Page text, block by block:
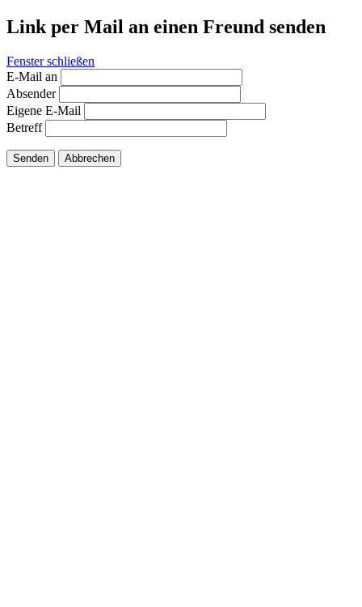
Link per Mail an einen Freund senden
Fenster schließen
E-Mail an
Absender
Eigene E-Mail
Betreff
Senden Abbrechen